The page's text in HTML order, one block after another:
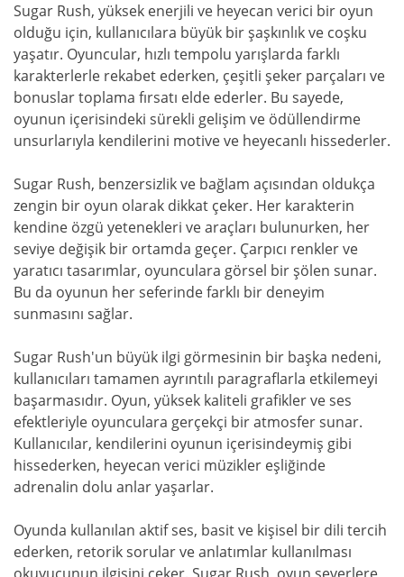
Sugar Rush, yüksek enerjili ve heyecan verici bir oyun
olduğu için, kullanıcılara büyük bir şaşkınlık ve coşku
yaşatır. Oyuncular, hızlı tempolu yarışlarda farklı
karakterlerle rekabet ederken, çeşitli şeker parçaları ve
bonuslar toplama fırsatı elde ederler. Bu sayede,
oyunun içerisindeki sürekli gelişim ve ödüllendirme
unsurlarıyla kendilerini motive ve heyecanlı hissederler.
Sugar Rush, benzersizlik ve bağlam açısından oldukça
zengin bir oyun olarak dikkat çeker. Her karakterin
kendine özgü yetenekleri ve araçları bulunurken, her
seviye değişik bir ortamda geçer. Çarpıcı renkler ve
yaratıcı tasarımlar, oyunculara görsel bir şölen sunar.
Bu da oyunun her seferinde farklı bir deneyim
sunmasını sağlar.
Sugar Rush'un büyük ilgi görmesinin bir başka nedeni,
kullanıcıları tamamen ayrıntılı paragraflarla etkilemeyi
başarmasıdır. Oyun, yüksek kaliteli grafikler ve ses
efektleriyle oyunculara gerçekçi bir atmosfer sunar.
Kullanıcılar, kendilerini oyunun içerisindeymiş gibi
hissederken, heyecan verici müzikler eşliğinde
adrenalin dolu anlar yaşarlar.
Oyunda kullanılan aktif ses, basit ve kişisel bir dili tercih
ederken, retorik sorular ve anlatımlar kullanılması